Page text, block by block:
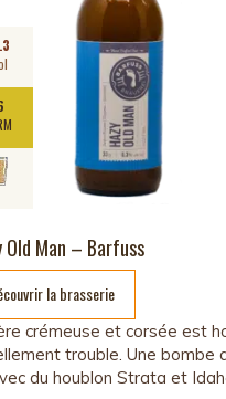
Old Man – Barfuss
la brasserie
crémeuse et corsée est
trouble. Une bombe
du houblon Strata et